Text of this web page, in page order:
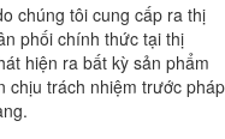
chúng tôi cung cấp ra thị
phối chính thức tại thị
hiện ra bất kỳ sản phẩm
chịu trách nhiệm trước pháp